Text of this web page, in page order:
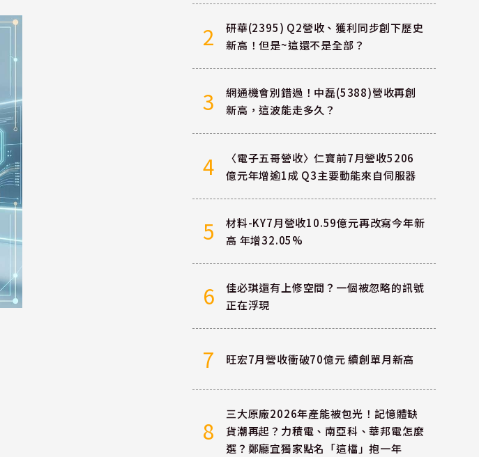
2
研華(2395) Q2營收、獲利同步創下歷史
新高！但是~這還不是全部？
3
網通機會別錯過！中磊(5388)營收再創
新高，這波能走多久？
4
〈電子五哥營收〉仁寶前7月營收5206
億元年增逾1成 Q3主要動能來自伺服器
5
材料-KY7月營收10.59億元再改寫今年新
高 年增32.05%
6
佳必琪還有上修空間？一個被忽略的訊號
正在浮現
7 旺宏7月營收衝破70億元 續創單月新高
8
三大原廠2026年產能被包光！記憶體缺
貨潮再起？力積電、南亞科、華邦電怎麼
選？鄭廳宜獨家點名「這檔」抱一年